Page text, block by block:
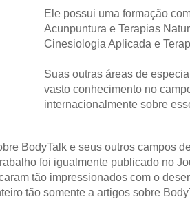
Ele possui uma formação
Acunpuntura e Terapias
Cinesiologia Aplicada e
Suas outras áreas de
vasto conhecimento no
internacionalmente sobre
BodyTalk e seus outros campos
foi igualmente publicado no
tão impressionados com o
tão somente a artigos sobre